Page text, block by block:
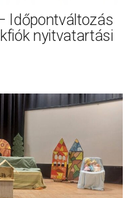
Időpontváltozás
nyitvatartási